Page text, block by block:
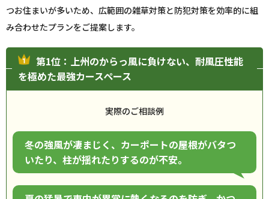
つお住まいが多いため、広範囲の雑草対策と防犯対策を効率的に組
み合わせたプランをご提案します。
第1位：上州のからっ風に負けない、耐風圧性能
を極めた最強カースペース
実際のご相談例
冬の強風が凄まじく、カーポートの屋根がバタつ
いたり、柱が揺れたりするのが不安。